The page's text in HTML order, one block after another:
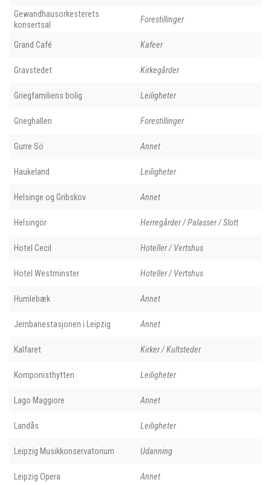
Gewandhausorkesterets
konsertsal
Forestillinger
Grand Café Kafeer
Gravstedet Kirkegårder
Griegfamiliens bolig Leiligheter
Grieghallen Forestillinger
Gurre Sö Annet
Haukeland Leiligheter
Helsinge og Gribskov Annet
Helsingör Herregårder / Palasser / Slott
Hotel Cecil Hoteller / Vertshus
Hotel Westminster Hoteller / Vertshus
Humlebæk Annet
Jernbanestasjonen i Leipzig Annet
Kalfaret Kirker / Kultsteder
Komponisthytten Leiligheter
Lago Maggiore Annet
Landås Leiligheter
Leipzig Musikkonservatorium Udanning
Leipzig Opera Annet